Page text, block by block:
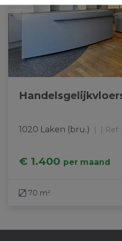
1020 Laken (bru.) | Ref:
€ 1.400 per maand
70 m²